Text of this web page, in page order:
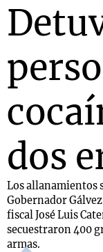
dos
Los allanamientos
Gobernador
fiscal José Luis
secuestraron 400
armas.